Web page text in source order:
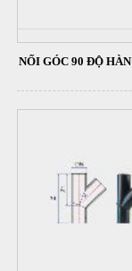
NỐI GÓC 90 ĐỘ HÀN